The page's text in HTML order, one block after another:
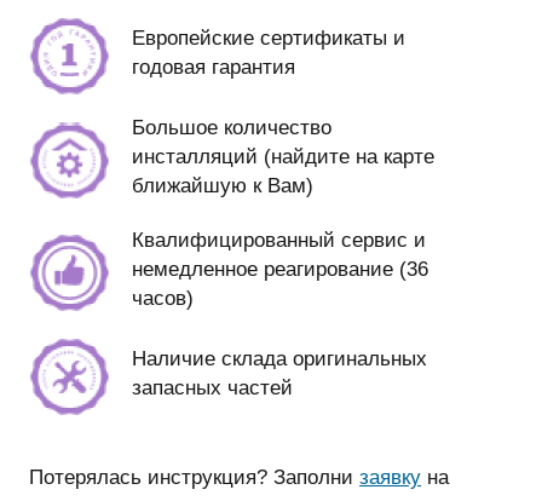
Европейские сертификаты и
годовая гарантия
Большое количество
инсталляций (найдите на карте
ближайшую к Вам)
Квалифицированный сервис и
немедленное реагирование (36
часов)
Наличие склада оригинальных
запасных частей
Потерялась инструкция? Заполни заявку на